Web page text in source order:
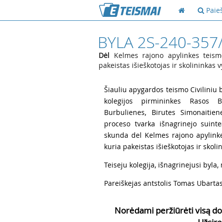
BYLA 2S-240-
Dėl Kelmes rajono apylinkes
pakeistas išieškotojas ir skolininkas
Šiauliu apygardos teismo Civiliniu
kolegijos pirmininkes Rasos
Burbulienes, Birutes
proceso tvarka išnagrinejo
skunda del Kelmes rajono
kuria pakeistas išieškotojas ir
Teiseju kolegija, išnagrinejusi byla,
Pareiškejas antstolis Tomas
Norėdami peržiūrėti visą